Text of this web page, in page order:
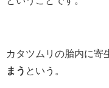
カタツムリの胎内に寄
まう という。